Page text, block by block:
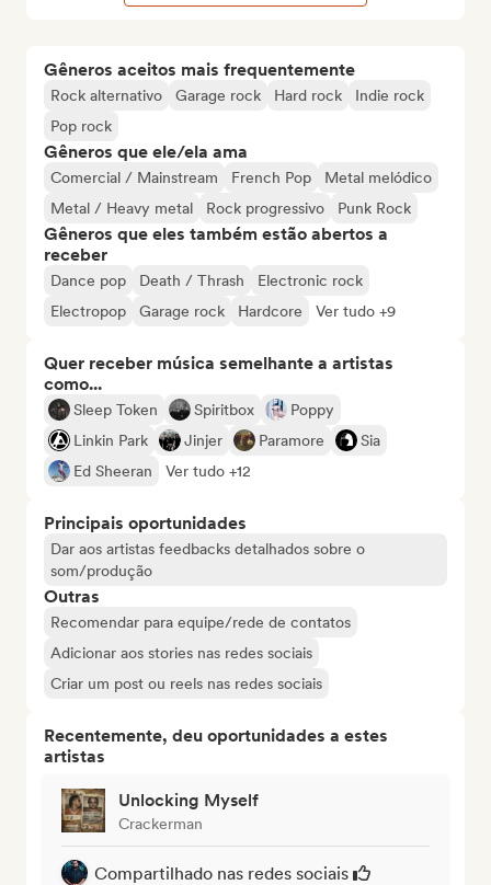
Gêneros aceitos mais frequentemente
Rock alternativo Garage rock Hard rock
Indie rock
Pop rock
Gêneros que ele/ela ama
Comercial / Mainstream French Pop
Metal melódico
Metal / Heavy metal
Rock progressivo Punk Rock
Gêneros que eles também estão abertos a
receber
Dance pop Death / Thrash
Electronic rock
Electropop
Garage rock Hardcore Ver tudo +9
Quer receber música semelhante a artistas
como...
Sleep Token Spiritbox
Poppy
Linkin Park
Jinjer Paramore
Sia
Ed Sheeran
Ver tudo +12
Principais oportunidades
Dar aos artistas feedbacks detalhados sobre o
som/produção
Outras
Recomendar para equipe/rede de contatos
Adicionar aos stories nas redes sociais
Criar um post ou reels nas redes sociais
Recentemente, deu oportunidades a estes
artistas
Unlocking Myself
Crackerman
Compartilhado nas redes sociais